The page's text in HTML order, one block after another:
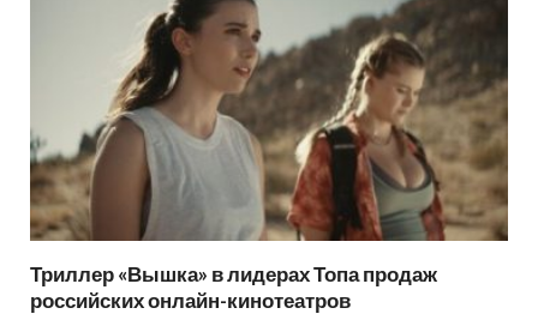
Триллер «Вышка» в лидерах Топа продаж
российских онлайн-кинотеатров